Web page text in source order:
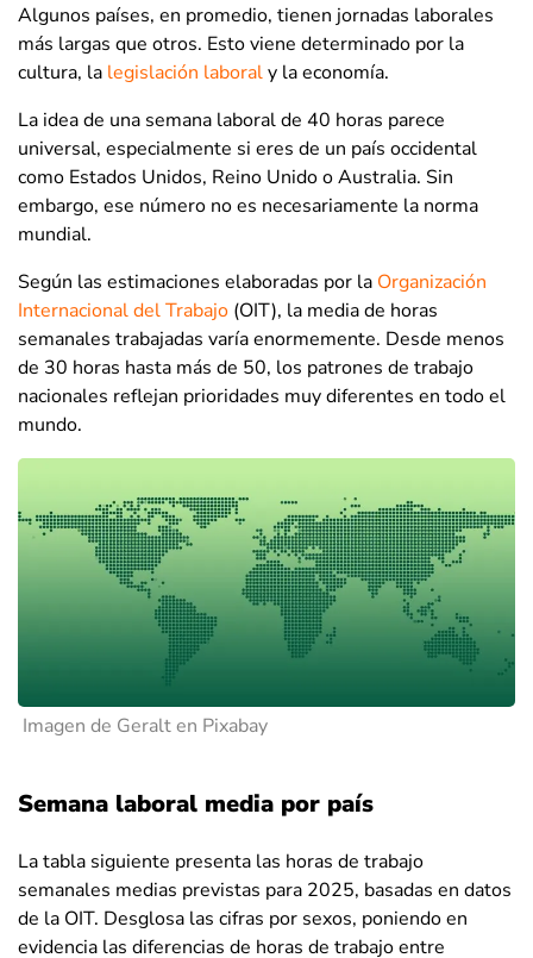
Algunos países, en promedio, tienen jornadas laborales
más largas que otros. Esto viene determinado por la
cultura, la legislación laboraly la economía.
La idea de una semana laboral de 40 horas parece
universal, especialmente si eres de un país occidental
como Estados Unidos, Reino Unido o Australia. Sin
embargo, ese número no es necesariamente la norma
mundial.
Según las estimaciones elaboradas por la Organización
Internacional del Trabajo (OIT), la media de horas
semanales trabajadas varía enormemente. Desde menos
de 30 horas hasta más de 50, los patrones de trabajo
nacionales reflejan prioridades muy diferentes en todo el
mundo.
Imagen de Geralt en Pixabay
Semana laboral media por país
La tabla siguiente presenta las horas de trabajo
semanales medias previstas para 2025, basadas en datos
de la OIT. Desglosa las cifras por sexos, poniendo en
evidencia las diferencias de horas de trabajo entre